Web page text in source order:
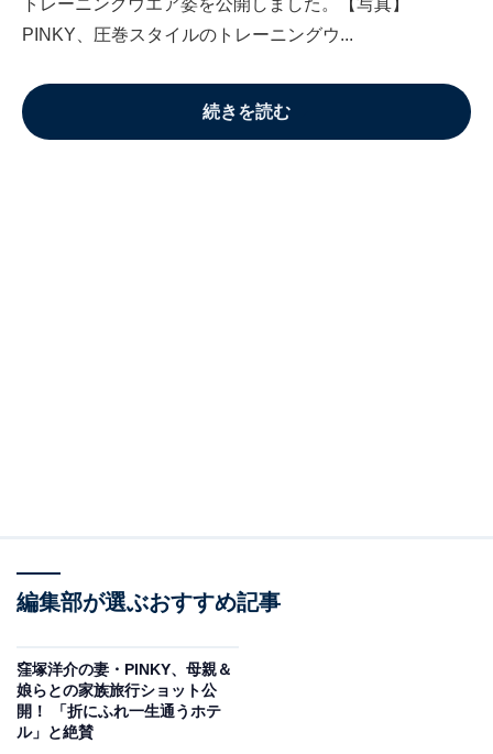
トレーニングウエア姿を公開しました。【写真】
PINKY、圧巻スタイルのトレーニングウ...
続きを読む
編集部が選ぶおすすめ記事
窪塚洋介の妻・PINKY、母親＆
娘らとの家族旅行ショット公
開！ 「折にふれ一生通うホテ
ル」と絶賛